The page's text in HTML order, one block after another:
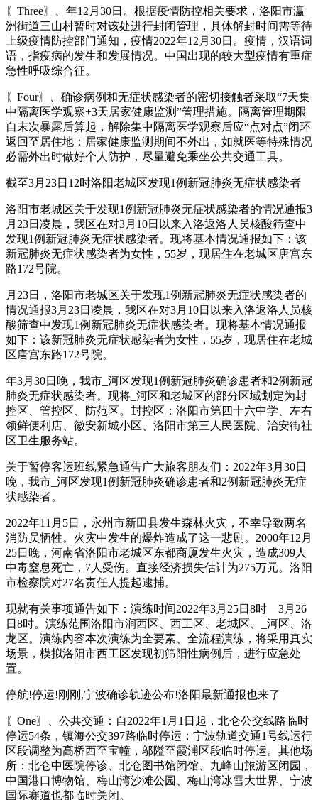
〖Three〗、年12月30日。根据疫情防控相关要求，洛阳市瀛
洲街道三山村暂时对该处进行封闭管理，具体解封时间需等待
上级疫情防控部门通知，疫情2022年12月30日。疫情，汉语词
语，指疫病的发生和发展情况。中国出现的较大型疫情有重症
急性呼吸综合征。
〖Four〗、确诊病例和无症状感染者的密切接触者采取“7天集
中隔离医学观察+3天居家健康监测”管理措施。隔离管理期限
自末次暴露后算起，解除集中隔离医学观察后应“点对点”闭环
返回至居住地：居家健康监测期间不外出，如就医等特殊情况
必需外出时做好个人防护，尽量避免乘坐公共交通工具。
截至3月23日12时洛阳老城区发现1例新冠肺炎无症状感染者
洛阳市老城区关于发现1例新冠肺炎无症状感染者的情况通报3
月23日凌晨，我区在对3月10日以来入洛返洛人员核酸筛查中
发现1例新冠肺炎无症状感染者。现将基本情况通报如下：该
新冠肺炎无症状感染者为女性，55岁，现居住在老城区唐宫东
路172号院。
月23日，洛阳市老城区关于发现1例新冠肺炎无症状感染者的
情况通报3月23日凌晨，我区在对3月10日以来入洛返洛人员核
酸筛查中发现1例新冠肺炎无症状感染者。现将基本情况通报
如下：该新冠肺炎无症状感染者为女性，55岁，现居住在老城
区唐宫东路172号院。
年3月30日晚，我市_河区发现1例新冠肺炎确诊患者和2例新冠
肺炎无症状感染者。现将_河区和老城区的部分区域划定为封
控区、管控区、防范区。封控区：洛阳市第四十六中学、左右
领鲜便利店、徽安新城小区、洛阳市第三人民医院、治安街社
区卫生服务站。
关于暂停客运班线紧急通告广大旅客朋友们：2022年3月30日
晚，我市_河区发现1例新冠肺炎确诊患者和2例新冠肺炎无症
状感染者。
2022年11月5日，永州市新田县发生森林火灾，不幸导致两名
消防员牺牲。火灾中发生的爆炸造成了这一悲剧。2000年12月
25日晚，河南省洛阳市老城区东都商厦发生火灾，造成309人
中毒窒息死亡，7人受伤。直接经济损失估计为275万元。洛阳
市检察院对27名责任人提起逮捕。
现就有关事项通告如下：演练时间2022年3月25日8时—3月26
日8时。演练范围洛阳市涧西区、西工区、老城区、_河区、洛
龙区。演练内容本次演练为全要素、全流程演练，将采用真实
场景，模拟洛阳市西工区发现初筛阳性病例后，进行应急处
置。
停航!停运!刚刚,宁波确诊轨迹公布!洛阳最新通报也来了
〖One〗、公共交通：自2022年1月1日起，北仑公交线路临时
停运54条，镇海公交397路临时停运；宁波轨道交通1号线运行
区段调整为高桥西至宝幢，邬隘至霞浦区段临时停运。其他场
所：北仑中医院停诊、北仓图书馆闭馆、九峰山旅游区闭园，
中国港口博物馆、梅山湾沙滩公园、梅山湾冰雪大世界、宁波
国际赛道也都临时关闭。